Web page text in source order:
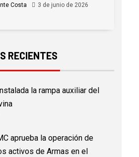
Costa
3 de junio de 2026
RECIENTES
Instalada la rampa auxiliar del
aprueba la operación de
activos de Armas en el